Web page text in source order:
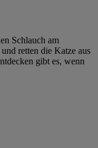
Schlauch am
retten die Katze aus
gibt es, wenn